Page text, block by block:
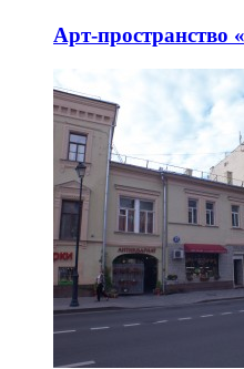
Арт-пространство